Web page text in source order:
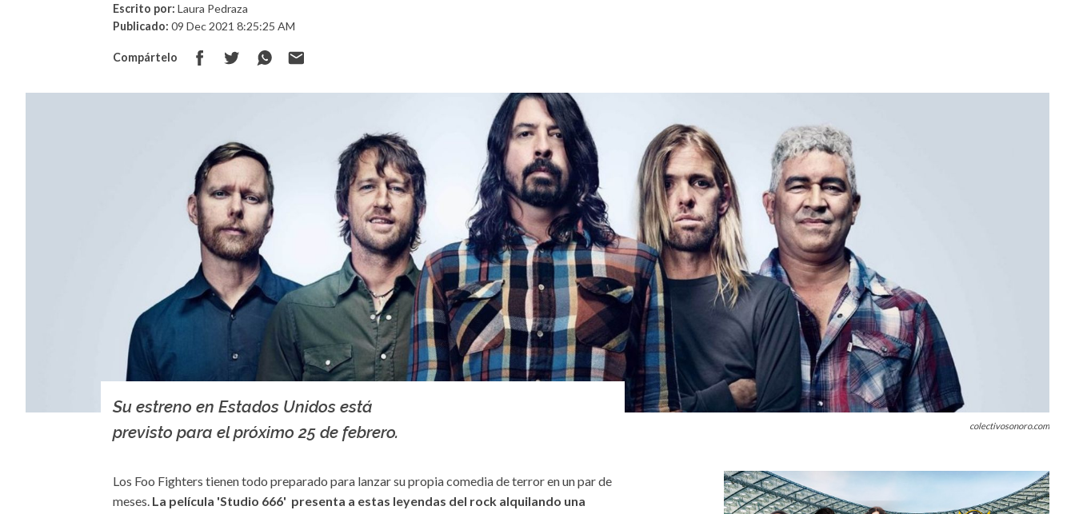
Escrito por: Laura Pedraza
Publicado: 09 Dec 2021 8:25:25 AM
Compártelo
colectivosonoro.com
Su estreno en Estados Unidos está
previsto para el próximo 25 de febrero.
Los Foo Fighters tienen todo preparado para lanzar su propia comedia de terror en un par de
meses. La película 'Studio 666' presenta a estas leyendas del rock alquilando una